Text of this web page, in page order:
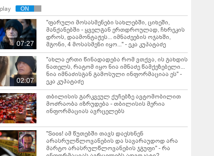
07:27
"ფარული მოსასმენები სახლებში, ციხეში,
მანქანებში - ყველგან ერთდროულად, ჩხრეკის
დროს, დაამონტაჟეს... იმნაძეების ოჯახში,
მგონი, 4 მოსასმენი იყო..." - ეკა კუპატაძე
02:07
"ახლა ერთი წინადადება რომ ვთქვა, ის გახდის
ნათელს, რატომ იყო ნია იმნაძე წამქეზებელი...
ნია იმნაძისგან გამოსული ინფორმაციაა ეს" -
ეკა კუპატაძე
თბილისის გარკვეულ ქუჩებზე ავტომობილით
მოძრაობა იზრუდება - თბილისის მერია
ინფორმაციას ავრცელებს
"Soos! ამ წუთებში თავს დაესხნენ
არასრულწლოვანების და სავარაუდოდ არა
მარტო არასრულწლოვანების ჯგუფი" - რა